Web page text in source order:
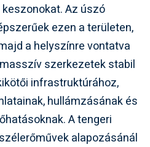
Az úszó
ezen a területen,
a helyszínre vontatva
szerkezetek stabil
infrastruktúrához,
hullámzásának és
A tengeri
alapozásánál